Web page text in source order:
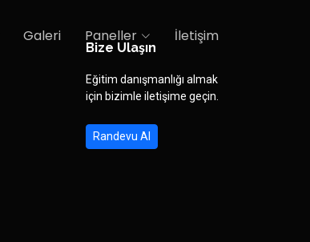
Galeri Paneller İletişim
Bize Ulaşın
Eğitim danışmanlığı almak
için bizimle iletişime geçin.
Randevu Al